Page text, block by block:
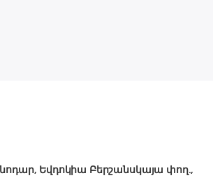
Եվդոկիա Բերշանսկայա փող.,